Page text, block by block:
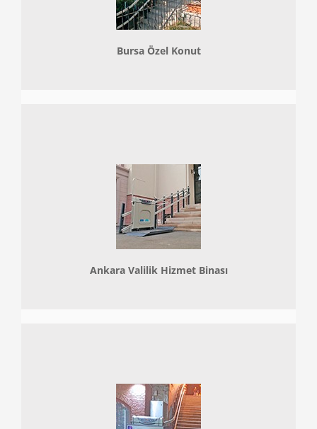
Bursa Özel Konut
Ankara Valilik Hizmet Binası